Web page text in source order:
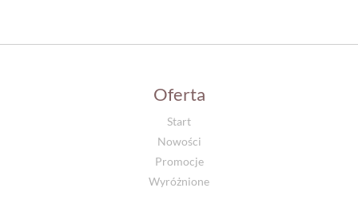
Oferta
Start
Nowości
Promocje
Wyróżnione